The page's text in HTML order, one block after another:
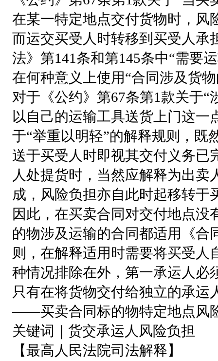
在某一特定地点交付货物时，风
而运交买受人时转移到买受人承
法》第141条和第145条中“需要
在何种意义上使用“合同涉及货
对于《公约》第67条第1款关于
以自己的运输工具送货上门这
于“举重以明轻”的解释规则，既
送于买受人时即视其交付义务已
人处提货时，当然应解释为出
成，风险负担亦自此时起移转于
因此，在买卖合同对交付地点
的物涉及运输的合同都适用《合
则，在解释适用时需要将买受人
种情况排除在外，第一承运人必
只有在将货物交付给独立的承运
——买卖合同标的物特定地点风
关键词｜货交承运人风险负担
【最高人民法院司法解释】